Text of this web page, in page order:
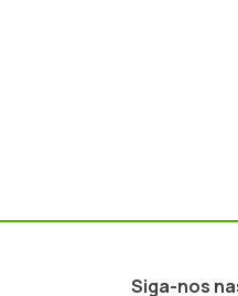
Siga-nos